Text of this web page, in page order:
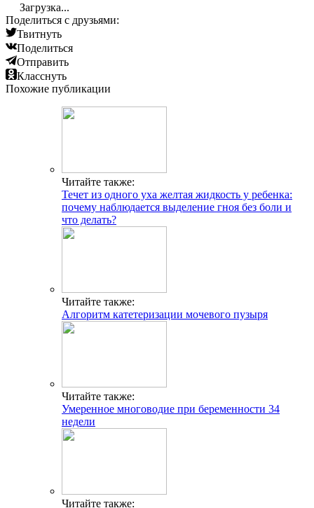
Загрузка...
Поделиться с друзьями:
Твитнуть
Поделиться
Отправить
Класснуть
Похожие публикации
Читайте также:
Течет из одного уха желтая жидкость у ребенка:
почему наблюдается выделение гноя без боли и
что делать?
Читайте также:
Алгоритм катетеризации мочевого пузыря
Читайте также:
Умеренное многоводие при беременности 34
недели
Читайте также: